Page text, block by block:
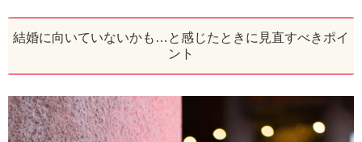
結婚に向いていないかも…と感じたときに見直すべきポイ
ント